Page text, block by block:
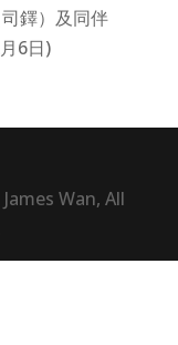
鐸）及同伴
6日)
Wan, All